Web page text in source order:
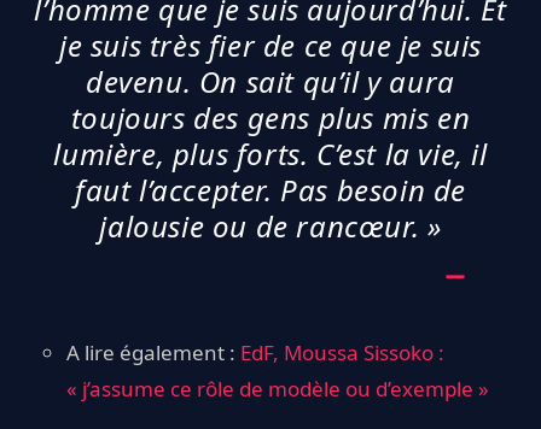
l’homme que je suis aujourd’hui. Et
je suis très fier de ce que je suis
devenu. On sait qu’il y aura
toujours des gens plus mis en
lumière, plus forts. C’est la vie, il
faut l’accepter. Pas besoin de
jalousie ou de rancœur. »
A lire également : EdF, Moussa Sissoko :
« j’assume ce rôle de modèle ou d’exemple »